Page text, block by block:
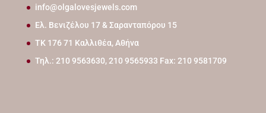
info@olgalovesjewels.com
Ελ. Βενιζέλου 17 & Σαρανταπόρου 15
ΤΚ 176 71 Καλλιθέα, Αθήνα
Τηλ.: 210 9563630, 210 9565933 Fax: 210 9581709